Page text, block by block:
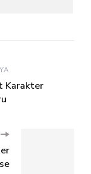
Karakter